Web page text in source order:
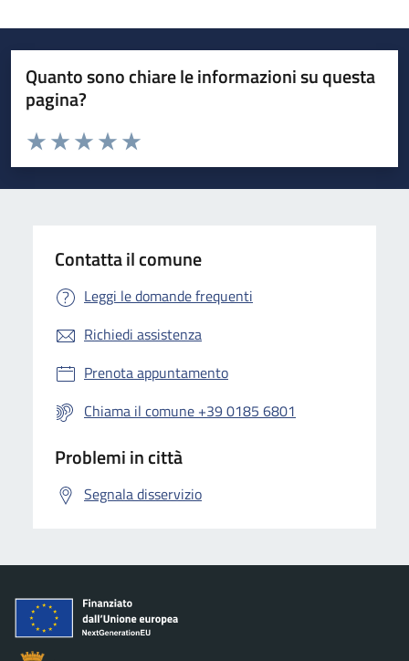
Quanto sono chiare le informazioni su questa
pagina?
Valuta da 1 a 5 stelle la pagina
Valuta 5 stelle su 5
Valuta 4 stelle su 5
Valuta 3 stelle su 5
Valuta 2 stelle su 5
Valuta 1 stelle su 5
Contatta il comune
Leggi le domande frequenti
Richiedi assistenza
Prenota appuntamento
Chiama il comune +39 0185 6801
Problemi in città
Segnala disservizio